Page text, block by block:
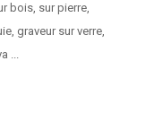
bois, sur pierre,
graveur sur verre,
...